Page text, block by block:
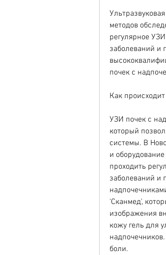
методов
регулярное
заболеваний и
почек с
Как
УЗИ почек с
который
системы. В
и
проходить
заболеваний и
'Сканмед',
изображения
кожу гель для
боли.